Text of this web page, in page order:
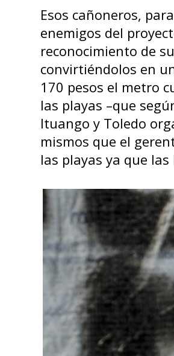
Esos cañoneros,
enemigos del
reconocimiento de
convirtiéndolos en
170 pesos el metro
las playas –que
Ituango y Toledo
mismos que el
las playas ya que